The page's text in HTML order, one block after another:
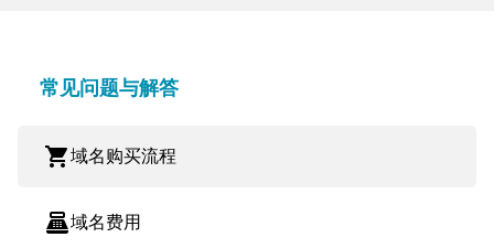
常见问题与解答
shopping_cart域名购买流程
point_of_sale域名费用